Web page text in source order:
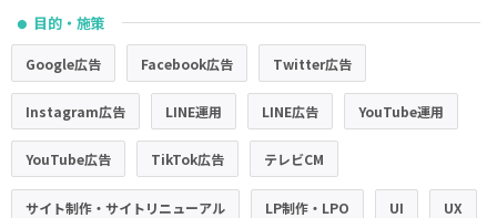
● 目的・施策
Google広告 Facebook広告 Twitter広告
Instagram広告 LINE運用 LINE広告 YouTube運用
YouTube広告 TikTok広告 テレビCM
サイト制作・サイトリニューアル LP制作・LPO UI UX